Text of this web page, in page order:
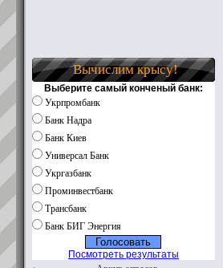
Вычислим крысу!
Выберите самый конченый банк:
Укрпромбанк
Банк Надра
Банк Киев
Универсал Банк
Укргазбанк
Проминвестбанк
Трансбанк
Банк БИГ Энергия
Посмотреть результаты